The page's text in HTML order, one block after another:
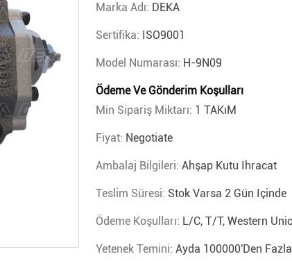
Marka Adı: DEKA
Sertifika: ISO9001
Model Numarası: H-9N09
Ödeme Ve Gönderim Koşulları
Min Sipariş Miktarı: 1 TAKıM
Fiyat: Negotiate
Ambalaj Bilgileri: Ahşap Kutu Ihracat
Teslim Süresi: Stok Varsa 2 Gün Içinde
Ödeme Koşulları: L/C, T/T, Western
Yetenek Temini: Ayda 100000'den